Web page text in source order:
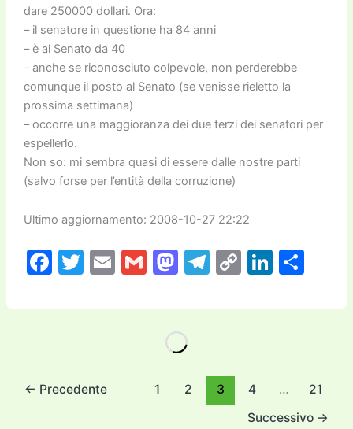
dare 250000 dollari. Ora:
– il senatore in questione ha 84 anni
– è al Senato da 40
– anche se riconosciuto colpevole, non perderebbe
comunque il posto al Senato (se venisse rieletto la
prossima settimana)
– occorre una maggioranza dei due terzi dei senatori per
espellerlo.
Non so: mi sembra quasi di essere dalle nostre parti
(salvo forse per l’entità della corruzione)
Ultimo aggiornamento: 2008-10-27 22:22
F
c
o
T
itt
E
ai
G
ai
M
st
o
d
o
T
e
m
C
p
n
k
Li
k
n
C
n
di
← Precedente 1 2 3 4 …
21
Successivo →